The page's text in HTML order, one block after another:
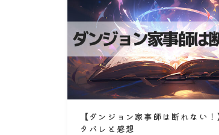
【ダンジョン家事師は断れない
タバレと感想